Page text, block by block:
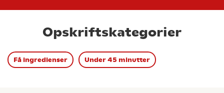
Opskriftskategorier
Få ingredienser Under 45 minutter